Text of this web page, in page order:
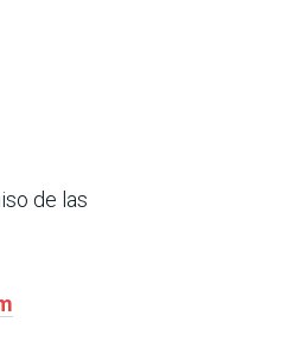
de las